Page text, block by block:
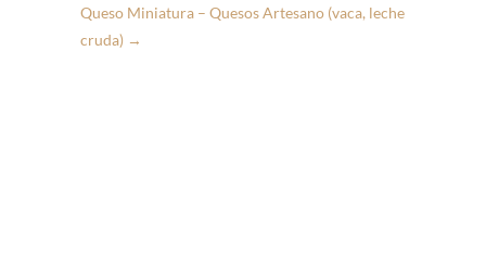
Queso Miniatura – Quesos Artesano (vaca, leche
cruda) →